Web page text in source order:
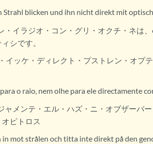
Strahl blicken und ihn nicht direkt mit
・イラジオ・コン・グリ・オクチ・ネは
シです。
イッケ・ディレクト・プストレン・オプ
o raio, nem olhe para ele directamente
ャメンテ・エル・ハズ・ニ・オブザーバ
ピトロス
mot strålen och titta inte direkt på den